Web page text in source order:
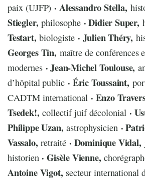
paix (UJFP)· Alessandro Stella,
Stiegler, philosophe · Didier Super,
Testart, biologiste · Julien Théry,
Georges Tin, maître de conférences
modernes · Jean-Michel Toulouse,
d’hôpital public· Éric Toussaint,
CADTM international · Enzo
Tsedek!,collectif juif décolonial ·
Philippe Uzan, astrophysicien ·
Vassalo, retraité · Dominique Vidal,
historien· Gisèle Vienne,
Antoine Vigot, secteur international